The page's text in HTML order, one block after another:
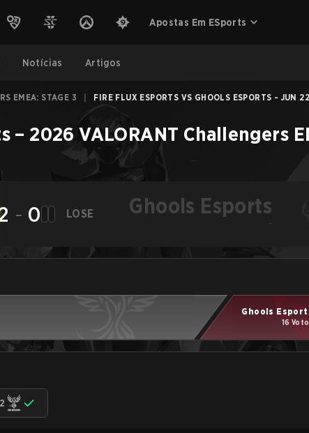
Apostas Em ESports
Notícias Artigos
EMEA: STAGE 3 FIRE FLUX ESPORTS VS GHOOLS ESPORTS - JUN
– 2026 VALORANT Challengers
- 0 LOSE Ghools Esports
-
Ghools
16